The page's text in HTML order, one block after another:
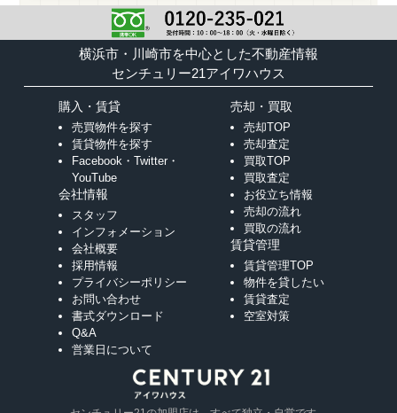
横浜市・川崎市を中心とした不動産情報
センチュリー21アイワハウス
購入・賃貸
売買物件を探す
賃貸物件を探す
Facebook・Twitter・
YouTube
会社情報
スタッフ
インフォメーション
会社概要
採用情報
プライバシーポリシー
お問い合わせ
書式ダウンロード
Q&A
営業日について
売却・買取
売却TOP
売却査定
買取TOP
買取査定
お役立ち情報
売却の流れ
買取の流れ
賃貸管理
賃貸管理TOP
物件を貸したい
賃貸査定
空室対策